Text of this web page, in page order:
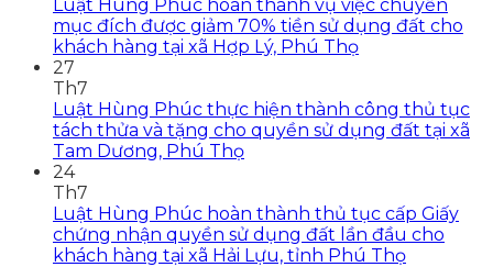
Luật Hùng Phúc hoàn thành vụ việc chuyển
mục đích được giảm 70% tiền sử dụng đất cho
khách hàng tại xã Hợp Lý, Phú Thọ
27
Th7
Luật Hùng Phúc thực hiện thành công thủ tục
tách thửa và tặng cho quyền sử dụng đất tại xã
Tam Dương, Phú Thọ
24
Th7
Luật Hùng Phúc hoàn thành thủ tục cấp Giấy
chứng nhận quyền sử dụng đất lần đầu cho
khách hàng tại xã Hải Lựu, tỉnh Phú Thọ